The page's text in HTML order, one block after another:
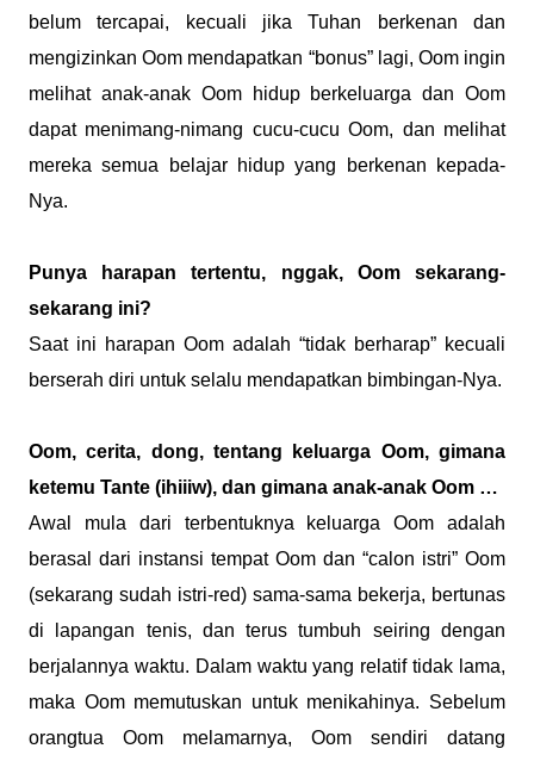
belum tercapai, kecuali jika Tuhan berkenan dan
mengizinkan Oom mendapatkan “bonus” lagi, Oom ingin
melihat anak-anak Oom hidup berkeluarga dan Oom
dapat menimang-nimang cucu-cucu Oom, dan melihat
mereka semua belajar hidup yang berkenan kepada-
Nya.
Punya harapan tertentu, nggak, Oom sekarang-
sekarang ini?
Saat ini harapan Oom adalah “tidak berharap” kecuali
berserah diri untuk selalu mendapatkan bimbingan-Nya.
Oom, cerita, dong, tentang keluarga Oom, gimana
ketemu Tante (ihiiiw), dan gimana anak-anak Oom …
Awal mula dari terbentuknya keluarga Oom adalah
berasal dari instansi tempat Oom dan “calon istri” Oom
(sekarang sudah istri-red) sama-sama bekerja, bertunas
di lapangan tenis, dan terus tumbuh seiring dengan
berjalannya waktu. Dalam waktu yang relatif tidak lama,
maka Oom memutuskan untuk menikahinya. Sebelum
orangtua Oom melamarnya, Oom sendiri datang